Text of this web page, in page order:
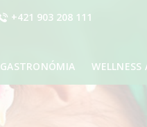
+421 903 208 111
GASTRONÓMIA WELLNESS